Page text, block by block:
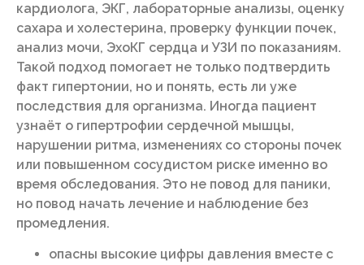
кардиолога, ЭКГ, лабораторные анализы, оценку
сахара и холестерина, проверку функции почек,
анализ мочи, ЭхоКГ сердца и УЗИ по показаниям.
Такой подход помогает не только подтвердить
факт гипертонии, но и понять, есть ли уже
последствия для организма. Иногда пациент
узнаёт о гипертрофии сердечной мышцы,
нарушении ритма, изменениях со стороны почек
или повышенном сосудистом риске именно во
время обследования. Это не повод для паники,
но повод начать лечение и наблюдение без
промедления.
опасны высокие цифры давления вместе с